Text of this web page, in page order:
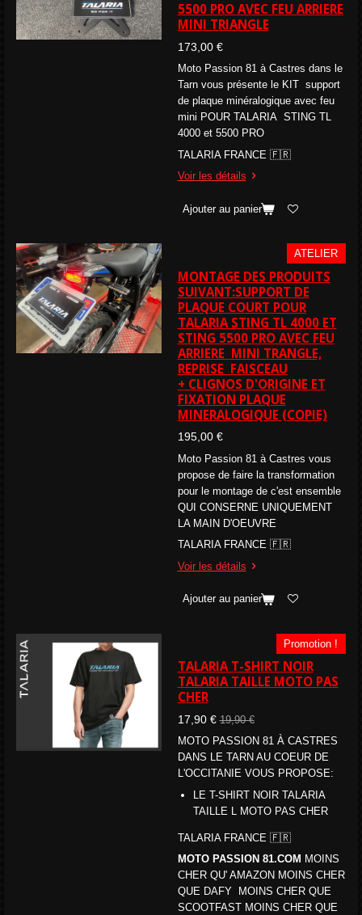
5500 PRO AVEC FEU ARRIERE
MINI TRIANGLE
173,00 €
Moto Passion 81 à Castres dans le
Tarn vous présente le KIT support
de plaque minéralogique avec feu
mini POUR TALARIA STING TL
4000 et 5500 PRO
TALARIA FRANCE 🇫🇷
Voir les détails
Ajouter au panier
ATELIER
MONTAGE DES PRODUITS
SUIVANT:SUPPORT DE
PLAQUE COURT POUR
TALARIA STING TL 4000 ET
STING 5500 PRO AVEC FEU
ARRIERE MINI TRANGLE,
REPRISE FAISCEAU
+ CLIGNOS D'ORIGINE ET
FIXATION PLAQUE
MINERALOGIQUE (COPIE)
195,00 €
Moto Passion 81 à Castres vous
propose de faire la transformation
pour le montage de c'est ensemble
QUI CONSERNE UNIQUEMENT
LA MAIN D'OEUVRE
TALARIA FRANCE 🇫🇷
Voir les détails
Ajouter au panier
Promotion !
TALARIA T-SHIRT NOIR
TALARIA TAILLE MOTO PAS
CHER
17,90 € 19,90 €
MOTO PASSION 81 À CASTRES
DANS LE TARN AU COEUR DE
L'OCCITANIE VOUS PROPOSE:
LE T-SHIRT NOIR TALARIA
TAILLE L MOTO PAS CHER
TALARIA FRANCE 🇫🇷
MOTO PASSION 81.COM MOINS
CHER QU' AMAZON MOINS CHER
QUE DAFY MOINS CHER QUE
SCOOTFAST MOINS CHER QUE